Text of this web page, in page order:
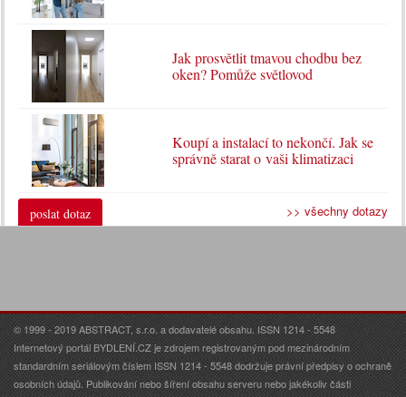
Jak prosvětlit tmavou chodbu bez
oken? Pomůže světlovod
Koupí a instalací to nekončí. Jak se
správně starat o vaši klimatizaci
poslat dotaz >> všechny dotazy
© 1999 - 2019 ABSTRACT, s.r.o. a dodavatelé obsahu. ISSN 1214 - 5548
Internetový portál BYDLENÍ.CZ je zdrojem registrovaným pod mezinárodním
standardním seriálovým číslem ISSN 1214 - 5548 dodržuje právní předpisy o ochraně
osobních údajů. Publikování nebo šíření obsahu serveru nebo jakékoliv části